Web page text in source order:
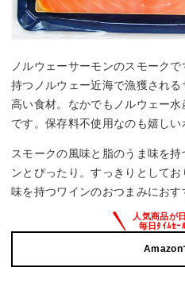
ノルウェーサーモンのスモーク
持つノルウェー近海で漁獲され
高い食材。なかでもノルウェー
です。保存料不使用なのも嬉し
スモークの風味と脂のうま味を
ンとぴったり。すっきりとして
味を持つワインのおつまみにおす
Amazon